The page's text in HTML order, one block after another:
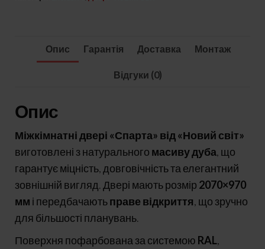
«Спарта»
кількість
Опис Гарантія Доставка Монтаж
Відгуки (0)
Опис
Міжкімнатні двері «Спарта» від «Новий світ»
виготовлені з натурального масиву дуба, що
гарантує міцність, довговічність та елегантний
зовнішній вигляд. Двері мають розмір 2070×970
мм і передбачаютьправе відкриття, що зручно
для більшості планувань.
Поверхня пофарбована за системою RAL,